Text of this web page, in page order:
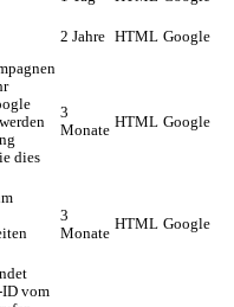
2 Jahre HTML Google
dies
3
Monate HTML Google
3
Monate
HTML Google
ID vom